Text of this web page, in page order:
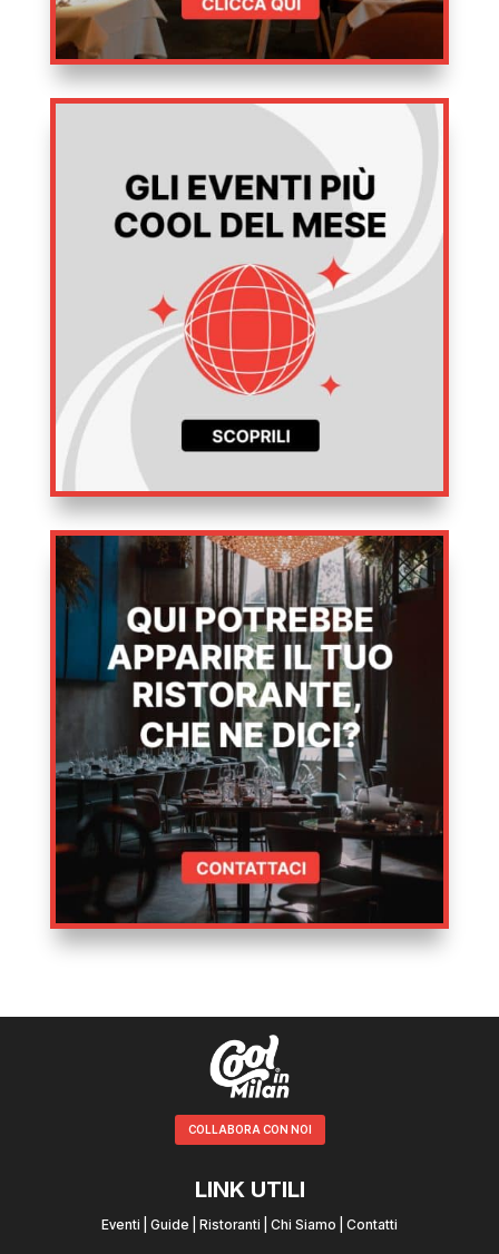
COLLABORA CON NOI
LINK UTILI
Eventi Guide Ristoranti Chi Siamo Contatti